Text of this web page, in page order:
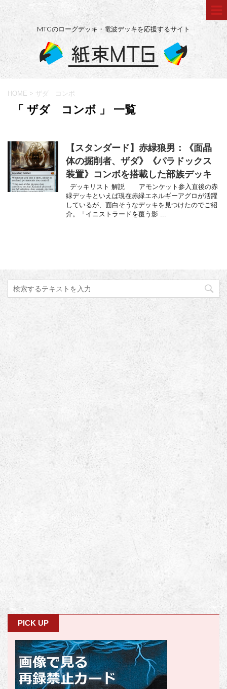
MTGのローグデッキ・電波デッキを応援するサイト
HOME > ザダ コンボ
「 ザダ コンボ 」 一覧
【スタンダード】赤緑狼男：《面晶
体の掘削者、ザダ》《パラドックス
装置》コンボを搭載した部族デッキ
デッキリスト 解説 アモンケット参入直後の赤
緑デッキといえば現在赤緑エネルギーアグロが活躍
しているが、面白そうなデッキを見つけたのでご紹
介。「イニストラードを覆う影 ...
PICK UP